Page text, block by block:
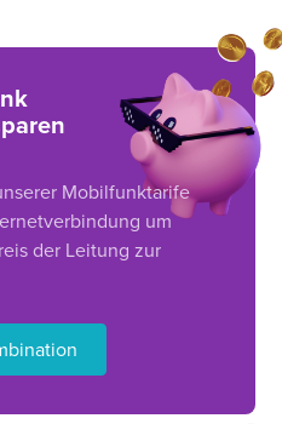
Mobilfunktarife
um
der Leitung zur